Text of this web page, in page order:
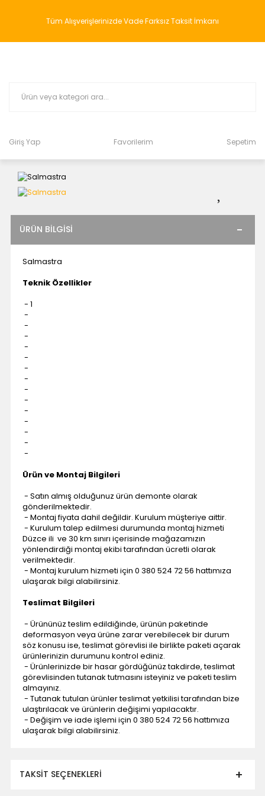
Tüm Alışverişlerinizde Vade Farksız Taksit İmkanı
Giriş Yap Favorilerim Sepetim
ÜRÜN BILGISI
Salmastra
Teknik Özellikler
- 1
-
-
-
-
-
-
-
-
-
-
-
-
-
-
Ürün ve Montaj Bilgileri
- Satın almış olduğunuz ürün demonte olarak
gönderilmektedir.
- Montaj fiyata dahil değildir. Kurulum müşteriye aittir.
- Kurulum talep edilmesi durumunda montaj hizmeti
Düzce ili ve 30 km sınırı içerisinde mağazamızın
yönlendirdiği montaj ekibi tarafından ücretli olarak
verilmektedir.
- Montaj kurulum hizmeti için 0 380 524 72 56 hattımıza
ulaşarak bilgi alabilirsiniz.
Teslimat Bilgileri
- Ürününüz teslim edildiğinde, ürünün paketinde
deformasyon veya ürüne zarar verebilecek bir durum
söz konusu ise, teslimat görevlisi ile birlikte paketi açarak
ürünlerinizin durumunu kontrol ediniz.
- Ürünlerinizde bir hasar gördüğünüz takdirde, teslimat
görevlisinden tutanak tutmasını isteyiniz ve paketi teslim
almayınız.
- Tutanak tutulan ürünler teslimat yetkilisi tarafından bize
ulaştırılacak ve ürünlerin değişimi yapılacaktır.
- Değişim ve iade işlemi için 0 380 524 72 56 hattımıza
ulaşarak bilgi alabilirsiniz.
TAKSIT SEÇENEKLERI